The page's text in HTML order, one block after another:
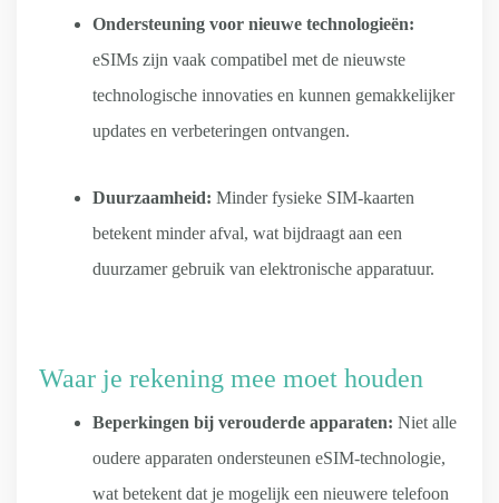
Ondersteuning voor nieuwe technologieën:
eSIMs zijn vaak compatibel met de nieuwste
technologische innovaties en kunnen gemakkelijker
updates en verbeteringen ontvangen.
Duurzaamheid: Minder fysieke SIM-kaarten
betekent minder afval, wat bijdraagt aan een
duurzamer gebruik van elektronische apparatuur.
Waar je rekening mee moet houden
Beperkingen bij verouderde apparaten: Niet alle
oudere apparaten ondersteunen eSIM-technologie,
wat betekent dat je mogelijk een nieuwere telefoon